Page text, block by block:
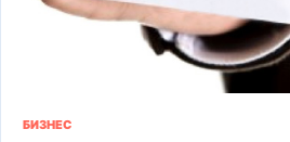
БИЗНЕС